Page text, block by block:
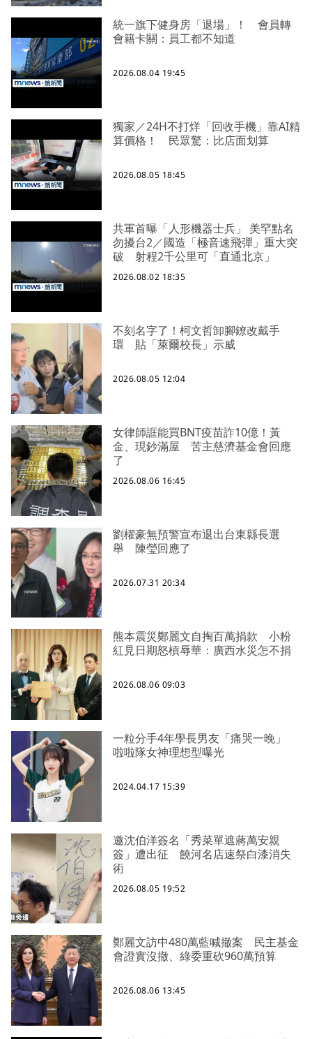
統一旗下健身房「退場」！ 會員轉
會籍卡關：員工都不知道
2026.08.04 19:45
獨家／24H不打烊「回收手機」靠AI精
算價格！ 民眾驚：比店面划算
2026.08.05 18:45
共軍首曝「人形機器士兵」 美罕點名
勿擾台2／國造「極音速飛彈」重大突
破 射程2千公里可「直通北京」
2026.08.02 18:35
不刻名字了！柯文哲卸腳鐐改戴手
環 貼「萊爾校長」示威
2026.08.05 12:04
女律師誆能買BNT疫苗詐10億！黃
金、現鈔滿屋 苦主慈濟基金會回應
了
2026.08.06 16:45
劉櫂豪無預警宣布退出台東縣長選
舉 陳瑩回應了
2026.07.31 20:34
熊本震災鄭麗文自掏百萬捐款 小粉
紅見日期怒槓辱華：廣西水災怎不捐
2026.08.06 09:03
一粒分手4年學長男友「痛哭一晚」
啦啦隊女神理想型曝光
2024.04.17 15:39
邀沈伯洋簽名「秀菜單遮蔣萬安親
簽」遭出征 饒河名店速祭白漆消失
術
2026.08.05 19:52
鄭麗文訪中480萬藍喊撤案 民主基金
會證實沒撤、綠委重砍960萬預算
2026.08.06 13:45